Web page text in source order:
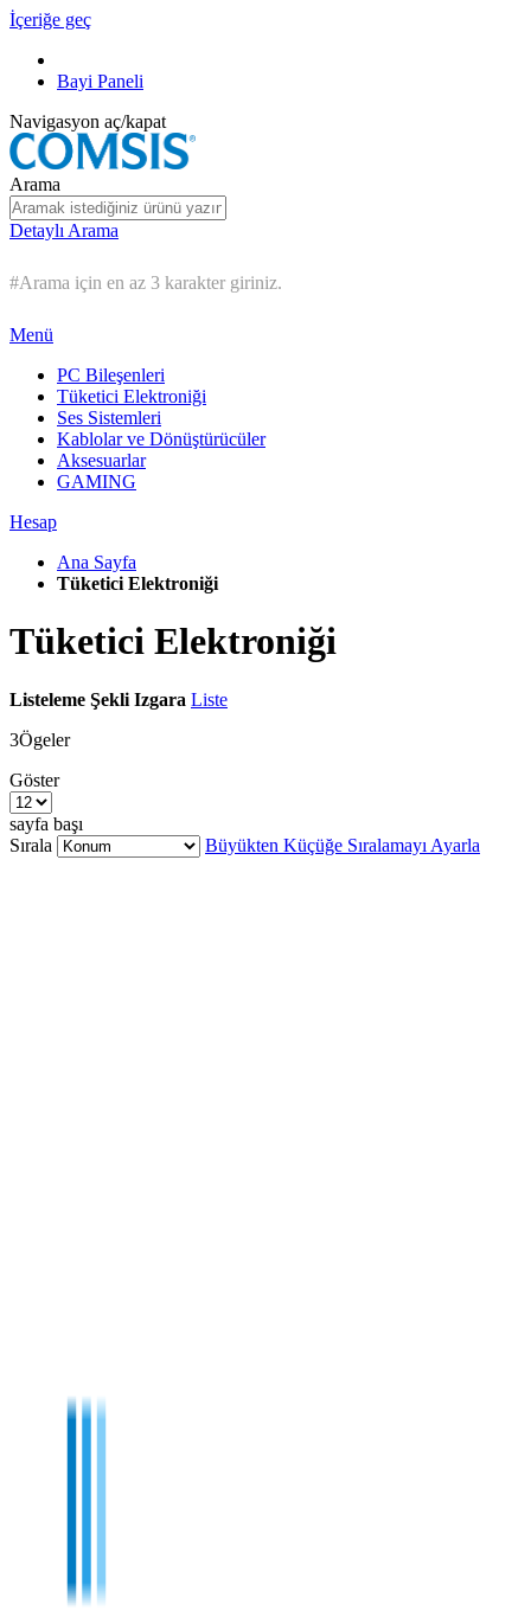
İçeriğe geç
Bayi Paneli
Navigasyon aç/kapat
Arama
Detaylı Arama
#Arama için en az 3 karakter giriniz.
Menü
PC Bileşenleri
Tüketici Elektroniği
Ses Sistemleri
Kablolar ve Dönüştürücüler
Aksesuarlar
GAMING
Hesap
Ana Sayfa
Tüketici Elektroniği
Tüketici Elektroniği
Listeleme Şekli Izgara Liste
3Ögeler
Göster
sayfa başı
Sırala
Büyükten Küçüğe Sıralamayı Ayarla